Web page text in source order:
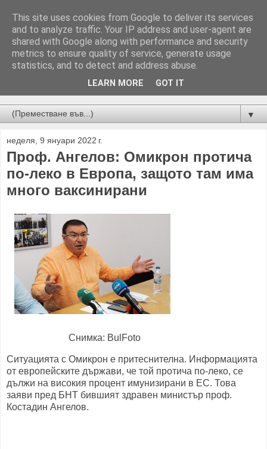
Новини от Бургас, страната и света!
▼
неделя, 9 януари 2022 г.
Проф. Ангелов: Омикрон протича
по-леко в Европа, защото там има
много ваксинирани
Снимка: BulFoto
Ситуацията с Омикрон е притеснителна. Информацията
от европейските държави, че той протича по-леко, се
дължи на високия процент имунизирани в ЕС. Това
заяви пред БНТ бившият здравен министър проф.
Костадин Ангелов.
This site uses cookies from Google to deliver its services
and to analyze traffic. Your IP address and user-agent are
shared with Google along with performance and security
metrics to ensure quality of service, generate usage
statistics, and to detect and address abuse.
LEARN MORE GOT IT